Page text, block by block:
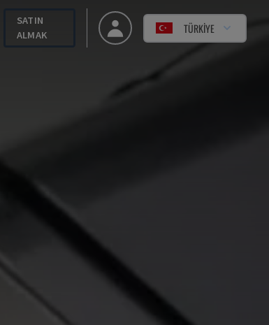
SATIN
ALMAK
TÜRKIYE